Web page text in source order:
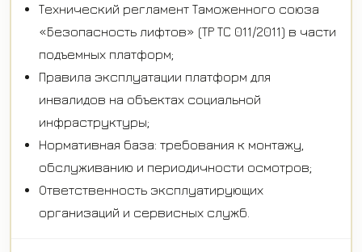
Технический регламент Таможенного союза
«Безопасность лифтов» (ТР ТС 011/2011) в части
подъемных платформ;
Правила эксплуатации платформ для
инвалидов на объектах социальной
инфраструктуры;
Нормативная база: требования к монтажу,
обслуживанию и периодичности осмотров;
Ответственность эксплуатирующих
организаций и сервисных служб.